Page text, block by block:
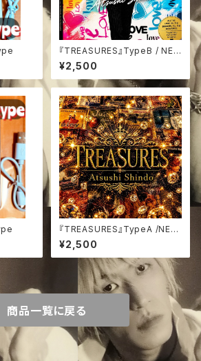
『TREASURES』TypeB / NE
W音源CDR
¥2,500
『TREASURES』TypeA /NEW
音源CDR
¥2,500
商品一覧に戻る